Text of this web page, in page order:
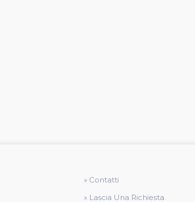
» Contatti
» Lascia Una Richiesta